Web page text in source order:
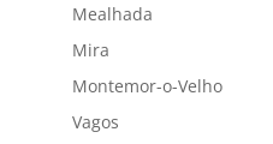
Mealhada
Mira
Montemor-o-Velho
Vagos